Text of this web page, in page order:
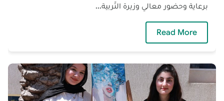
برعاية وحضور معالي وزيرة التّربية...
Read More